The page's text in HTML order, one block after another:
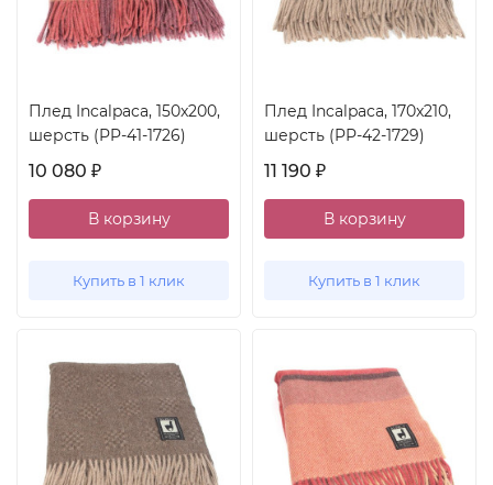
Плед Incalpaca, 150x200,
шерсть (PP-41-1726)
10 080 ₽
В корзину
Купить в 1 клик
Плед Incalpaca, 170x210,
шерсть (PP-42-1729)
11 190 ₽
В корзину
Купить в 1 клик